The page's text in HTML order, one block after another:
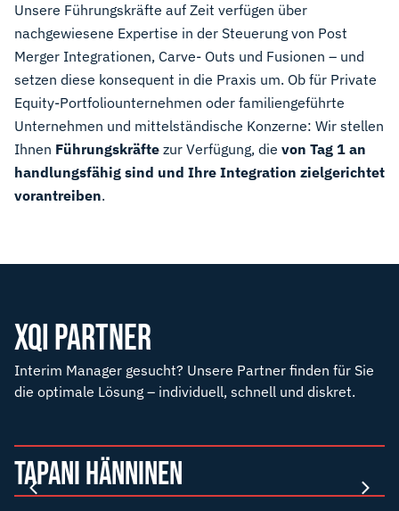
Unsere Führungskräfte auf Zeit verfügen über
nachgewiesene Expertise in der Steuerung von Post
Merger Integrationen, Carve- Outs und Fusionen – und
setzen diese konsequent in die Praxis um. Ob für Private
Equity-Portfoliounternehmen oder familiengeführte
Unternehmen und mittelständische Konzerne: Wir stellen
Ihnen Führungskräfte zur Verfügung, die von Tag 1 an
handlungsfähig sind und Ihre Integration zielgerichtet
vorantreiben.
XQI PARTNER
Interim Manager gesucht? Unsere Partner finden für Sie
die optimale Lösung – individuell, schnell und diskret.
TAPANI HÄNNINEN